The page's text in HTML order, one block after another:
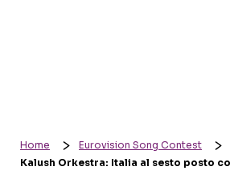
Home Eurovision Song Contest
Kalush Orkestra: Italia al sesto posto